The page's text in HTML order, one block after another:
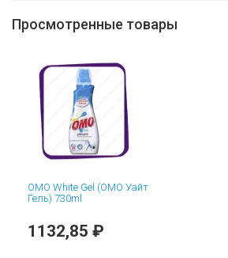
Просмотренные товары
OMO White Gel (ОМО Уайт
Гель) 730ml
1132,85 ₽